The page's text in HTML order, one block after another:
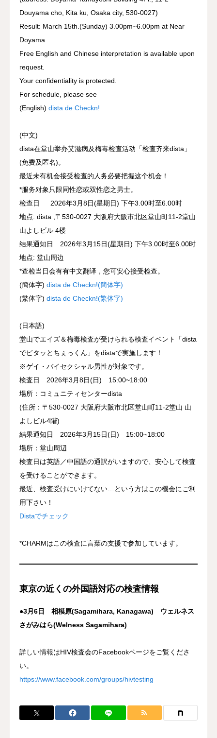
Douyama cho, Kita ku, Osaka city, 530-0027)
Result: March 15th.(Sunday) 3.00pm~6.00pm at Near
Doyama
Free English and Chinese interpretation is available upon
request.
Your confidentiality is protected.
For schedule, please see
(English) dista de Checkn!
(中文)
dista在堂山举办艾滋病及梅毒检查活动「检查齐来dista」
(免费及匿名)。
最近未有机会接受检查的人务必要把握这个机会！
*服务对象只限同性恋或双性恋之男士。
检查日 2026年3月8日(星期日) 下午3.00时至6.00时
地点: dista ,〒530-0027 大阪府大阪市北区堂山町11-2堂山
山よしビル 4楼
结果通知日 2026年3月15日(星期日) 下午3.00时至6.00时
地点: 堂山周边
*查检当日会有有中文翻译，您可安心接受检查。
(簡体字) dista de Checkn!(簡体字)
(繁体字) dista de Checkn!(繁体字)
(日本語)
堂山でエイズ＆梅毒検査が受けられる検査イベント「dista
でピタッとちぇっくん」をdistaで実施します！
※ゲイ・バイセクシャル男性が対象です。
検査日 2026年3月8日(日) 15:00~18:00
場所：コミュニティセンターdista
(住所：〒530-0027 大阪府大阪市北区堂山町11-2堂山 山
よしビル4階)
結果通知日 2026年3月15日(日) 15:00~18:00
場所：堂山周辺
検査日は英語／中国語の通訳がいますので、安心して検査
を受けることができます。
最近、検査受けにいけてない…という方はこの機会にご利
用下さい！
Distaでチェック
*CHARMはこの検査に言葉の支援で参加しています。
東京の近くの外国語対応の検査情報
●3月6日 相模原(Sagamihara, Kanagawa) ウェルネス
さがみはら(Welness Sagamihara)
詳しい情報はHIV検査会のFacebookページをご覧くださ
い。
https://www.facebook.com/groups/hivtesting